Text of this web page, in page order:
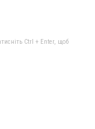
Ctrl + Enter, щоб